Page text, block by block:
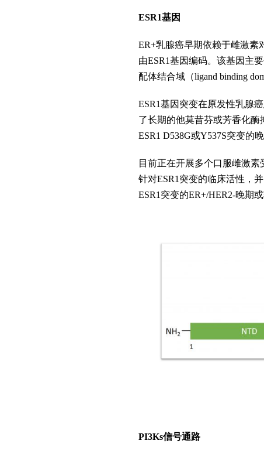
ESR1基因
ER+乳腺癌早期依赖于雌激素
由ESR1基因编码。该基因主
配体结合域（ligand binding
ESR1基因突变在原发性乳腺
了长期的他莫昔芬或芳香化酶
ESR1 D538G或Y537S突变的
目前正在开展多个口服雌激素
针对ESR1突变的临床活性，
ESR1突变的ER+/HER2-晚期
PI3Ks信号通路